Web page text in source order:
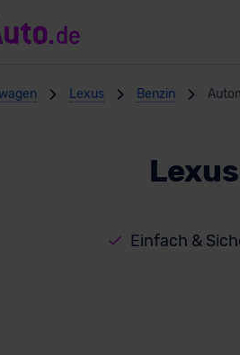
Lexus Benzin
Einfach &